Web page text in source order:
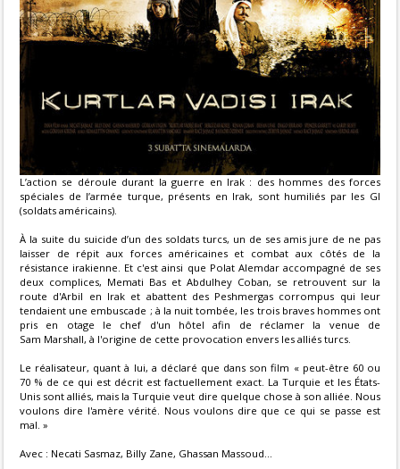
L’action se déroule durant la guerre en Irak : des hommes des forces
spéciales de l’armée turque, présents en Irak, sont humiliés par les GI
(soldats américains).
À la suite du suicide d’un des soldats turcs, un de ses amis jure de ne pas
laisser de répit aux forces américaines et combat aux côtés de la
résistance irakienne. Et c'est ainsi que Polat Alemdar accompagné de ses
deux complices, Memati Bas et Abdulhey Coban, se retrouvent sur la
route d'Arbil en Irak et abattent des Peshmergas corrompus qui leur
tendaient une embuscade ; à la nuit tombée, les trois braves hommes ont
pris en otage le chef d'un hôtel afin de réclamer la venue de
Sam Marshall, à l'origine de cette provocation envers les alliés turcs.
Le réalisateur, quant à lui, a déclaré que dans son film « peut-être 60 ou
70 % de ce qui est décrit est factuellement exact. La Turquie et les États-
Unis sont alliés, mais la Turquie veut dire quelque chose à son alliée. Nous
voulons dire l'amère vérité. Nous voulons dire que ce qui se passe est
mal. »
Avec : Necati Sasmaz, Billy Zane, Ghassan Massoud...